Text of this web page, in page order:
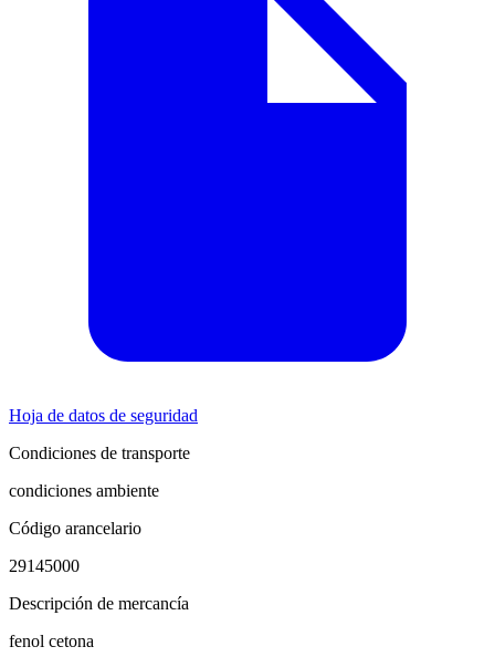
Hoja de datos de seguridad
Condiciones de transporte
condiciones ambiente
Código arancelario
29145000
Descripción de mercancía
fenol cetona